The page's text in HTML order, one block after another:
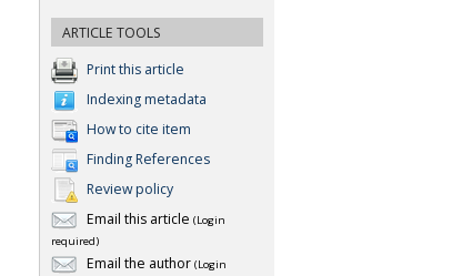
ARTICLE TOOLS
Print this article
Indexing metadata
How to cite item
Finding References
Review policy
Email this article (Login
required)
Email the author (Login